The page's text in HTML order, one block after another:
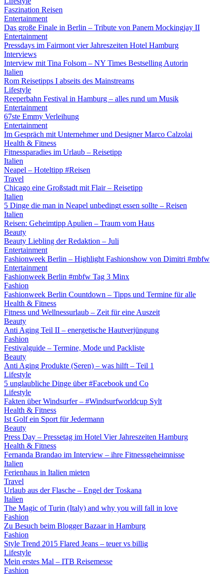
Faszination Reisen
Entertainment
Das große Finale in Berlin – Tribute von Panem Mockingjay II
Entertainment
Pressdays im Fairmont vier Jahreszeiten Hotel Hamburg
Interviews
Interview mit Tina Folsom – NY Times Bestselling Autorin
Italien
Rom Reisetipps I abseits des Mainstreams
Lifestyle
Reeperbahn Festival in Hamburg – alles rund um Musik
Entertainment
67ste Emmy Verleihung
Entertainment
Im Gespräch mit Unternehmer und Designer Marco Calzolai
Health & Fitness
Fitnessparadies im Urlaub – Reisetipp
Italien
Neapel – Hoteltipp #Reisen
Travel
Chicago eine Großstadt mit Flair – Reisetipp
Italien
5 Dinge die man in Neapel unbedingt essen sollte – Reisen
Italien
Reisen: Geheimtipp Apulien – Traum vom Haus
Beauty
Beauty Liebling der Redaktion – Juli
Entertainment
Fashionweek Berlin – Highlight Fashionshow von Dimitri #mbfw
Entertainment
Fashionweek Berlin #mbfw Tag 3 Minx
Fashion
Fashionweek Berlin Countdown – Tipps und Termine für alle
Health & Fitness
Fitness und Wellnessurlaub – Zeit für eine Auszeit
Beauty
Anti Aging Teil II – energetische Hautverjüngung
Fashion
Festivalguide – Termine, Mode und Packliste
Beauty
Anti Aging Produkte (Seren) – was hilft – Teil 1
Lifestyle
5 unglaubliche Dinge über #Facebook und Co
Lifestyle
Fakten über Windsurfer – #Windsurfworldcup Sylt
Health & Fitness
Ist Golf ein Sport für Jedermann
Beauty
Press Day – Pressetag im Hotel Vier Jahreszeiten Hamburg
Health & Fitness
Fernanda Brandao im Interview – ihre Fitnessgeheimnisse
Italien
Ferienhaus in Italien mieten
Travel
Urlaub aus der Flasche – Engel der Toskana
Italien
The Magic of Turin (Italy) and why you will fall in love
Fashion
Zu Besuch beim Blogger Bazaar in Hamburg
Fashion
Style Trend 2015 Flared Jeans – teuer vs billig
Lifestyle
Mein erstes Mal – ITB Reisemesse
Fashion